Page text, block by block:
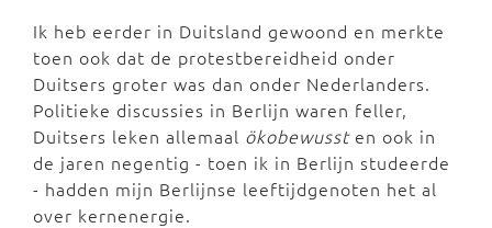
Ik heb eerder in Duitsland gewoond en merkte
toen ook dat de protestbereidheid onder
Duitsers groter was dan onder Nederlanders.
Politieke discussies in Berlijn waren feller,
Duitsers leken allemaal ökobewussten ook in
de jaren negentig - toen ik in Berlijn studeerde
- hadden mijn Berlijnse leeftijdgenoten het al
over kernenergie.